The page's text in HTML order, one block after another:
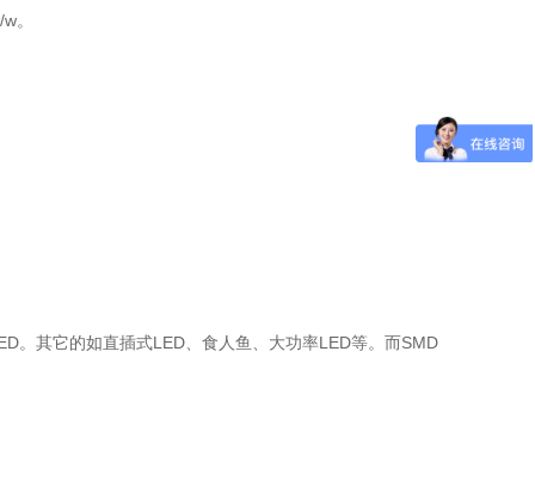
。
。其它的如直插式LED、食人鱼、大功率LED等。而SMD